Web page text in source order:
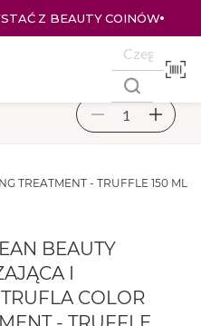
Z BEAUTY COINÓW
TREATMENT - TRUFFLE 150 ML
BEAUTY
I
COLOR